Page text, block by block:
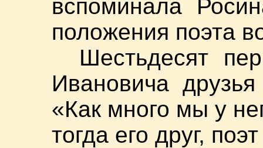
вспоминала
положения поэта
Шестьдесят
Ивановича
«Как много мы у
тогда его друг,